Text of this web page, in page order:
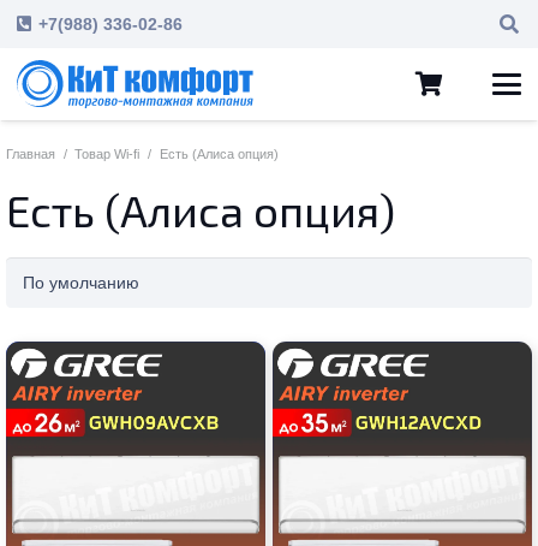
+7(988) 336-02-86
Главная / Товар Wi-fi / Есть (Алиса опция)
Есть (Алиса опция)